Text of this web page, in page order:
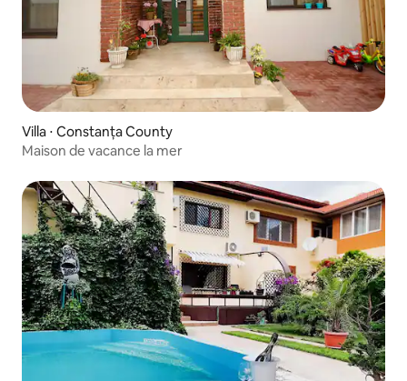
Villa ⋅ Constanța County
Maison de vacance la mer